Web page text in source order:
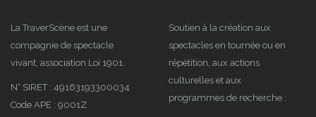
La TraverScène est une
compagnie de spectacle
vivant, association Loi 1901.
N° SIRET : 49163193300034
Code APE : 9001Z
Soutien à la création aux
spectacles en tournée ou en
répétition, aux actions
culturelles et aux
programmes de recherche :